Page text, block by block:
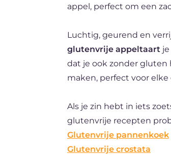
appel, perfect om een
Luchtig, geurend en
glutenvrije appeltaart
dat je ook zonder gluten
maken, perfect voor
Als je zin hebt in iets
glutenvrije recepten
Glutenvrije pannenkoek
Glutenvrije crostata